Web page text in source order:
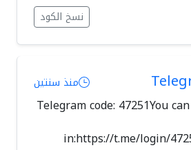
نسخ الكود
منذ سنتين
Telegram code: 47251You
in:https://t.me/login/